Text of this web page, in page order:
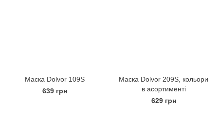
Маска Dolvor 109S
639 грн
Маска Dolvor 209S, кольори
в асортименті
629 грн